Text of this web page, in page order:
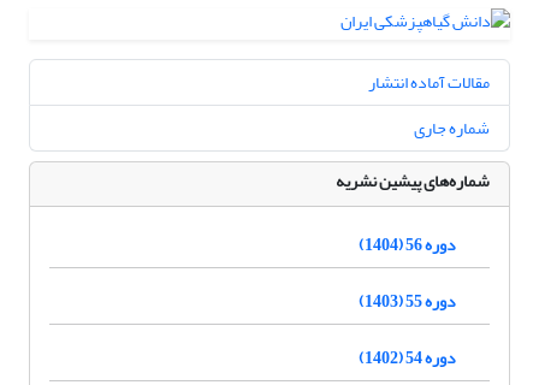
مقالات آماده انتشار
شماره جاری
شماره‌های پیشین نشریه
دوره 56 (1404)
دوره 55 (1403)
دوره 54 (1402)